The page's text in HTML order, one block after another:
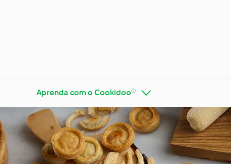
Aprenda com o Cookidoo®
Conheça o Cookidoo® Bimby®